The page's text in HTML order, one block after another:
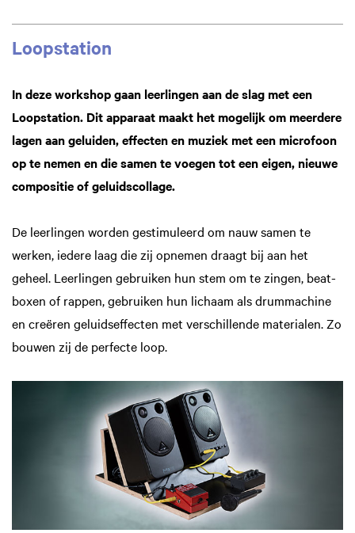
Loopstation
In deze workshop gaan leerlingen aan de slag met een
Loopstation. Dit apparaat maakt het mogelijk om meerdere
lagen aan geluiden, effecten en muziek met een microfoon
op te nemen en die samen te voegen tot een eigen, nieuwe
compositie of geluidscollage.
De leerlingen worden gestimuleerd om nauw samen te
werken, iedere laag die zij opnemen draagt bij aan het
geheel. Leerlingen gebruiken hun stem om te zingen, beat-
boxen of rappen, gebruiken hun lichaam als drummachine
en creëren geluidseffecten met verschillende materialen. Zo
bouwen zij de perfecte loop.